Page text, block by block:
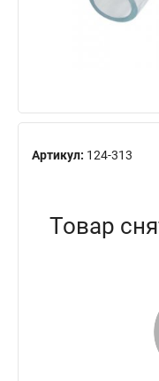
Артикул: 124-313
Товар